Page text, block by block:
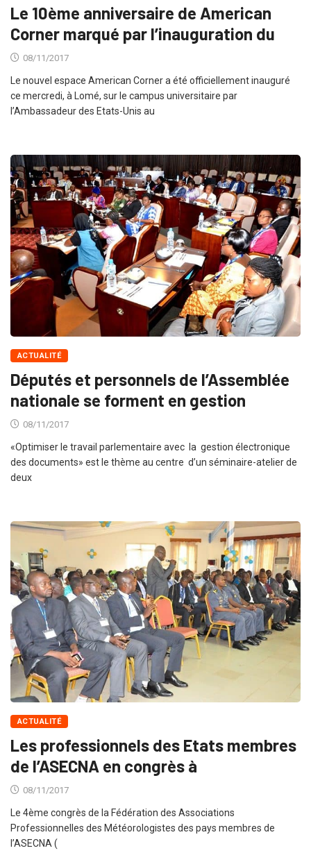
Le 10ème anniversaire de American
Corner marqué par l’inauguration du
08/11/2017
Le nouvel espace American Corner a été officiellement inauguré
ce mercredi, à Lomé, sur le campus universitaire par
l’Ambassadeur des Etats-Unis au
ACTUALITÉ
Députés et personnels de l’Assemblée
nationale se forment en gestion
08/11/2017
«Optimiser le travail parlementaire avec la gestion électronique
des documents» est le thème au centre d’un séminaire-atelier de
deux
ACTUALITÉ
Les professionnels des Etats membres
de l’ASECNA en congrès à
08/11/2017
Le 4ème congrès de la Fédération des Associations
Professionnelles des Météorologistes des pays membres de
l’ASECNA (